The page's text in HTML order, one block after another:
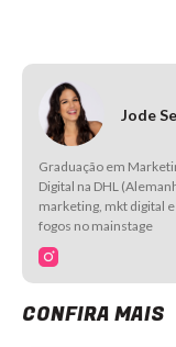
Jode
Graduação em
Digital na DHL
marketing, mkt digital
fogos no mainstage
CONFIRA MAIS